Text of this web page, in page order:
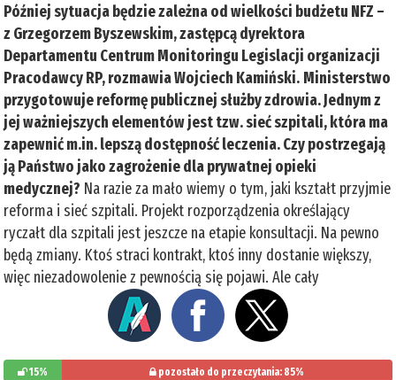
Później sytuacja będzie zależna od wielkości budżetu NFZ –
z Grzegorzem Byszewskim, zastępcą dyrektora
Departamentu Centrum Monitoringu Legislacji organizacji
Pracodawcy RP, rozmawia Wojciech Kamiński. Ministerstwo
przygotowuje reformę publicznej służby zdrowia. Jednym z
jej ważniejszych elementów jest tzw. sieć szpitali, która ma
zapewnić m.in. lepszą dostępność leczenia. Czy postrzegają
ją Państwo jako zagrożenie dla prywatnej opieki
medycznej? Na razie za mało wiemy o tym, jaki kształt przyjmie
reforma i sieć szpitali. Projekt rozporządzenia określający
ryczałt dla szpitali jest jeszcze na etapie konsultacji. Na pewno
będą zmiany. Ktoś straci kontrakt, ktoś inny dostanie większy,
więc niezadowolenie z pewnością się pojawi. Ale cały
15% pozostało do przeczytania: 85%